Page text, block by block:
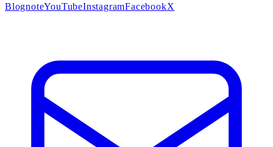
BlognoteYouTubeInstagramFacebookX